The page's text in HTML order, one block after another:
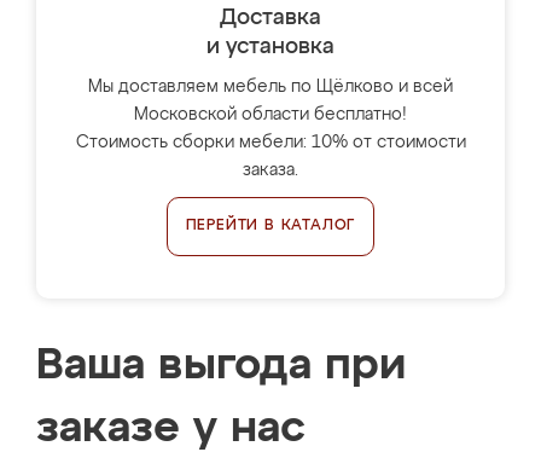
Доставка
и установка
Мы доставляем мебель по Щёлково и всей
Московской области бесплатно!
Стоимость сборки мебели: 10% от стоимости
заказа.
ПЕРЕЙТИ В КАТАЛОГ
Ваша выгода при
заказе у нас